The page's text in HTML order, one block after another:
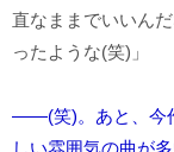
直なままでいいん
ったような(笑)」
――(笑)。あと、今
しい雰囲気の曲が